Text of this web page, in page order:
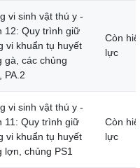
vi sinh vật thú y -
12: Quy trình giữ
vi khuẩn tụ huyết
gà, các chủng
PA.2
Còn
lực
vi sinh vật thú y -
11: Quy trình giữ
vi khuẩn tụ huyết
lợn, chủng PS1
Còn
lực